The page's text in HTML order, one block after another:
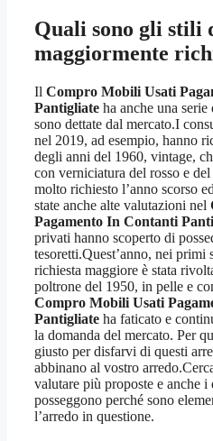
Quali sono gli stili
maggiormente
Il Compro Mobili Usati
Pantigliate ha anche una
sono dettate dal mercato.I
nel 2019, ad esempio, hanno
degli anni del 1960, vintage,
con verniciatura del rosso e
molto richiesto l’anno scorso
state anche alte valutazioni nel
Pagamento In Contanti
privati hanno scoperto di
tesoretti.Quest’anno, nei primi
richiesta maggiore è stata
poltrone del 1950, in pelle e
Compro Mobili Usati
Pantigliate ha faticato e
la domanda del mercato. Per
giusto per disfarvi di questi
abbinano al vostro
valutare più proposte e anche i
posseggono perché sono
l’arredo in questione.